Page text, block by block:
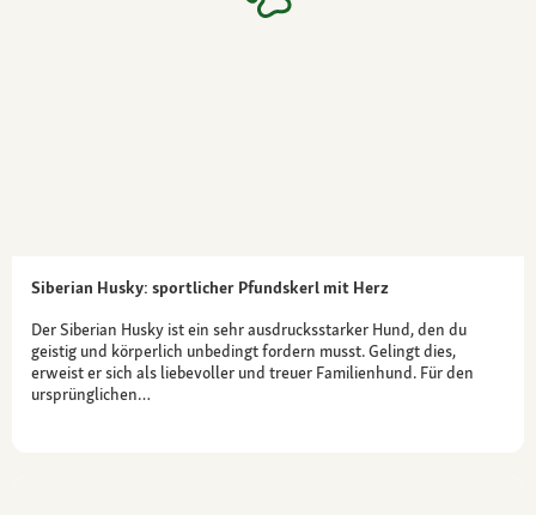
Siberian Husky: sportlicher Pfundskerl mit Herz
Der Siberian Husky ist ein sehr ausdrucksstarker Hund, den du
geistig und körperlich unbedingt fordern musst. Gelingt dies,
erweist er sich als liebevoller und treuer Familienhund. Für den
ursprünglichen…